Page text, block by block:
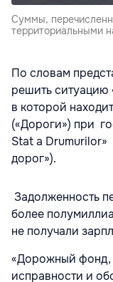
Суммы,
территориальными
По словам
решить ситуацию
в которой
(«Дороги») при
Stat a Drumurilor»
дорог»).
Задолженность
более
не получали
«Дорожный фонд,
исправности и